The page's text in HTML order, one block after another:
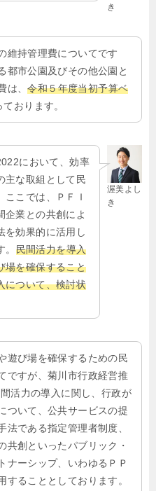
き
維持管理費についてです
都市公園及びその他公園と
は、令和５年度当初予算ベ
ております。
渥美よし
き
において、効率
主な取組として民
ここでは、ＰＦＩ
企業との共創によ
を効果的に活用し
民間活力を導入
場を確保すること
について、検討状
遊び場を確保するための民
ですが、菊川市行政経営推
活力の導入に関し、行政が
ついて、公共サービスの提
法である指定管理者制度、
共創といったパブリック・
ナーシップ、いわゆるＰＰ
することとしております。